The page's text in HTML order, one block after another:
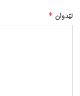
لێدوان *